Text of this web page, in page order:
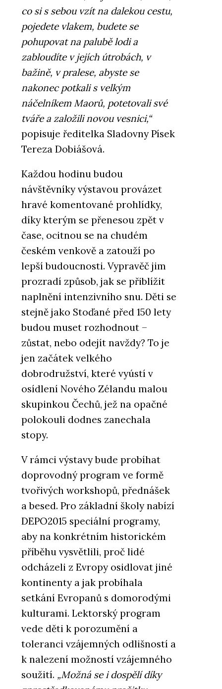
co si s sebou vzít na dalekou cestu,
pojedete vlakem, budete se
pohupovat na palubě lodi a
zabloudíte v jejích útrobách, v
bažině, v pralese, abyste se
nakonec potkali s velkým
náčelníkem Maorů, potetovali své
tváře a založili novou vesnici,“
popisuje ředitelka Sladovny Písek
Tereza Dobiášová.
Každou hodinu budou
návštěvníky výstavou provázet
hravé komentované prohlídky,
díky kterým se přenesou zpět v
čase, ocitnou se na chudém
českém venkově a zatouží po
lepší budoucnosti. Vypravěč jim
prozradí způsob, jak se přiblížit
naplnění intenzivního snu. Děti se
stejně jako Stoďané před 150 lety
budou muset rozhodnout –
zůstat, nebo odejít navždy? To je
jen začátek velkého
dobrodružství, které vyústí v
osídlení Nového Zélandu malou
skupinkou Čechů, jež na opačné
polokouli dodnes zanechala
stopy.
V rámci výstavy bude probíhat
doprovodný program ve formě
tvořivých workshopů, přednášek
a besed. Pro základní školy nabízí
DEPO2015 speciální programy,
aby na konkrétním historickém
příběhu vysvětlili, proč lidé
odcházeli z Evropy osidlovat jiné
kontinenty a jak probíhala
setkání Evropanů s domorodými
kulturami. Lektorský program
vede děti k porozumění a
toleranci vzájemných odlišností a
k nalezení možností vzájemného
soužití. „Možná se i dospělí díky